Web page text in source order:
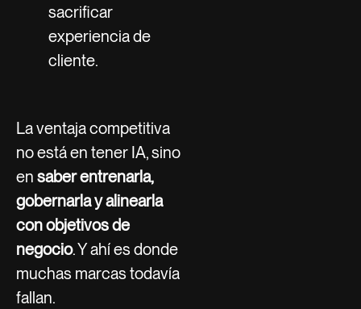
sacrificar
experiencia de
cliente.
La ventaja competitiva
no está en tener IA, sino
en saber entrenarla,
gobernarla y alinearla
con objetivos de
negocio. Y ahí es donde
muchas marcas todavía
fallan.